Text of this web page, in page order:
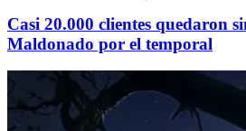
Casi 20.000 clientes quedaron
Maldonado por el temporal